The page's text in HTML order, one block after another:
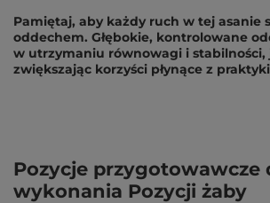
Pamiętaj, aby każdy ruch w tej asanie
oddechem. Głębokie, kontrolowane
w utrzymaniu równowagi i stabilności,
zwiększając korzyści płynące z
Pozycje przygotowawcze
wykonania Pozycji żaby